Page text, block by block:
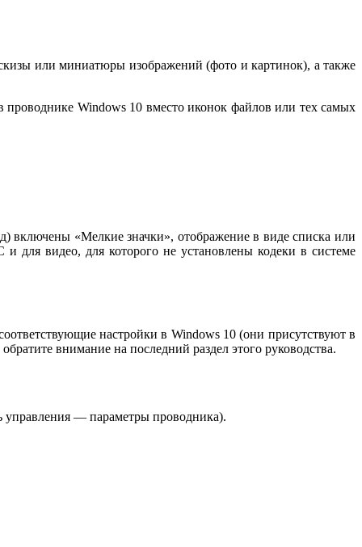
или миниатюры изображений (фото и картинок), а также
Windows 10 вместо иконок файлов или тех самых
включены «Мелкие значки», отображение в виде списка или
видео, для которого не установлены кодеки в системе
настройки в Windows 10 (они присутствуют в
внимание на последний раздел этого руководства.
— параметры проводника).